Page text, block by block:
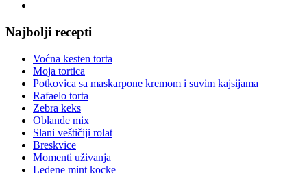
Najbolji recepti
Voćna kesten torta
Moja tortica
Potkovica sa maskarpone kremom i suvim kajsijama
Rafaelo torta
Zebra keks
Oblande mix
Slani veštičiji rolat
Breskvice
Momenti uživanja
Ledene mint kocke